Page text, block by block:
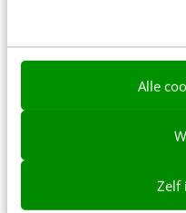
Alle
Zelf
Blog
AI & Tech